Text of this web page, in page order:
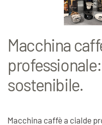
Macchina
sostenibile.
Macchina caffè a cialde